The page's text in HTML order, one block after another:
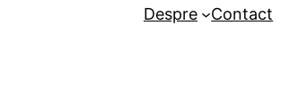
Despre Contact